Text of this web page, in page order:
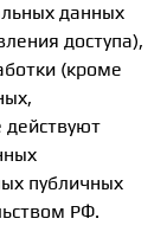
данных
доступа),
(кроме
действуют
публичных
РФ.